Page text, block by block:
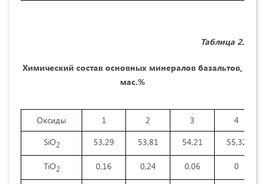
Таблица 2.
Химический состав основных минералов базальтов,
мас.%
Оксиды 1 2 3
4
SiO2 53,29 53,81 54,21 55,32
TiO2 0,16 0,24 0,06 0